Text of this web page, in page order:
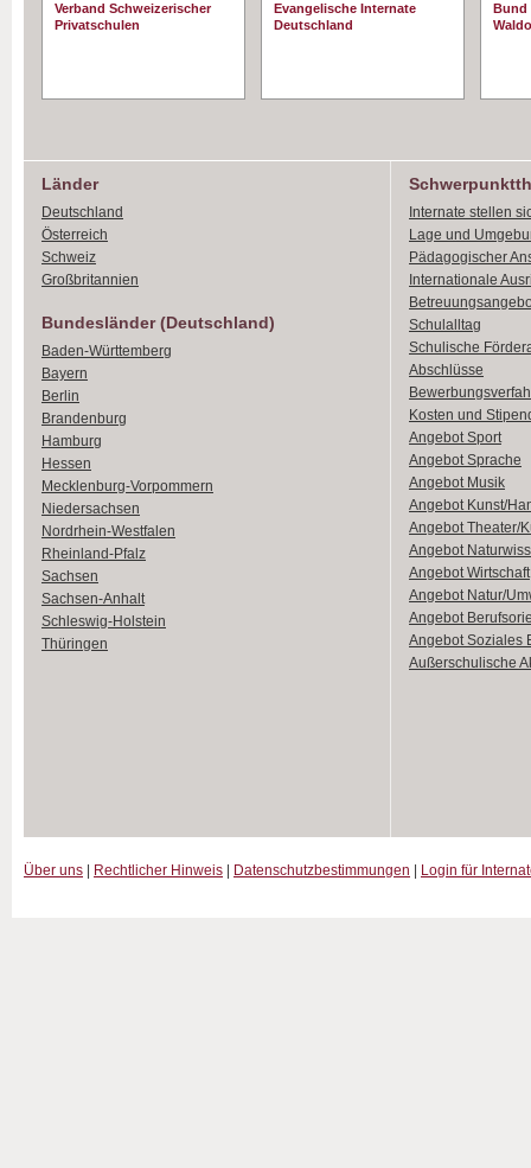
Verband Schweizerischer
Privatschulen
Evangelische Internate
Deutschland
Bund
Länder
Deutschland
Österreich
Schweiz
Großbritannien
Bundesländer (Deutschland)
Baden-Württemberg
Bayern
Berlin
Brandenburg
Hamburg
Hessen
Mecklenburg-Vorpommern
Niedersachsen
Nordrhein-Westfalen
Rheinland-Pfalz
Sachsen
Sachsen-Anhalt
Schleswig-Holstein
Thüringen
Internate stellen
Lage und
Pädagogischer
Internationale
Schulalltag
Schulische
Abschlüsse
Kosten und
Angebot Sport
Angebot Sprache
Angebot Musik
Angebot Kunst/
Angebot Theater/
Angebot
Angebot Wirtschaft
Angebot Natur/
Angebot
Angebot Soziales
Außerschulische
Über uns Rechtlicher Hinweis Datenschutzbestimmungen Login für